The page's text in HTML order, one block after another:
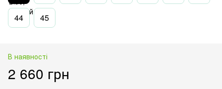
44 45
В наявності
2 660 грн